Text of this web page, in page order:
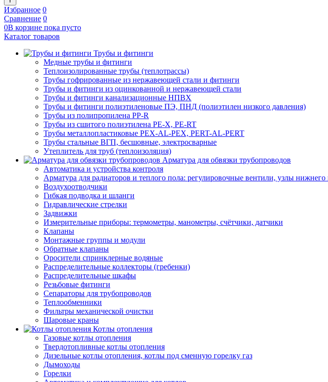
Избранное 0
Сравнение 0
0В корзине пока пусто
Каталог товаров
Трубы и фитинги
Медные трубы и фитинги
Теплоизолированные трубы (теплотрассы)
Трубы гофрированные из нержавеющей стали и фитинги
Трубы и фитинги из оцинкованной и нержавеющей стали
Трубы и фитинги канализационные НПВХ
Трубы и фитинги полиэтиленовые ПЭ, ПНД (полиэтилен низкого давления)
Трубы из полипропилена PP-R
Трубы из сшитого полиэтилена PE-X, PE-RT
Трубы металлопластиковые PEX-AL-PEX, PERT-AL-PERT
Трубы стальные ВГП, бесшовные, электросварные
Утеплитель для труб (теплоизоляция)
Арматура для обвязки трубопроводов
Автоматика и устройства контроля
Арматура для радиаторов и теплого пола: регулировочные вентили, узлы
Воздухоотводчики
Гибкая подводка и шланги
Гидравлические стрелки
Задвижки
Измерительные приборы: термометры, манометры, счётчики, датчики
Клапаны
Монтажные группы и модули
Обратные клапаны
Оросители спринклерные водяные
Распределительные коллекторы (гребенки)
Распределительные шкафы
Резьбовые фитинги
Сепараторы для трубопроводов
Теплообменники
Фильтры механической очистки
Шаровые краны
Котлы отопления
Газовые котлы отопления
Твердотопливные котлы отопления
Дизельные котлы отопления, котлы под сменную горелку газ
Дымоходы
Горелки